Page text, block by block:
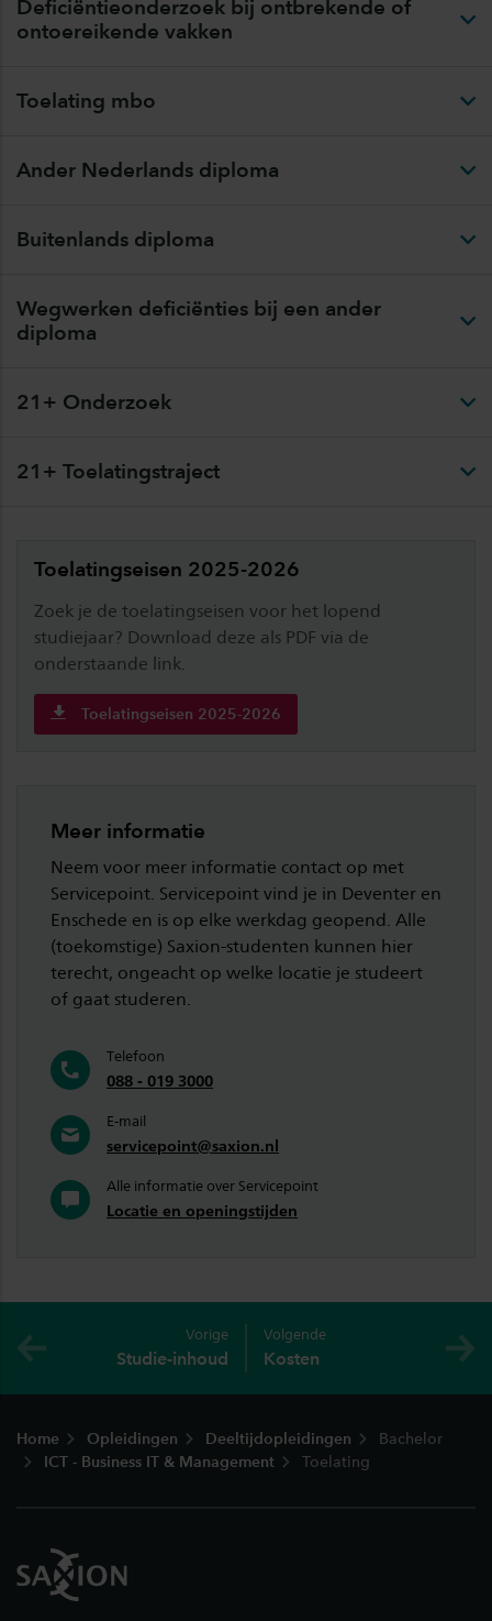
Deficiëntieonderzoek bij ontbrekende of
ontoereikende vakken
Toelating mbo
Ander Nederlands diploma
Buitenlands diploma
Wegwerken deficiënties bij een ander
diploma
21+ Onderzoek
21+ Toelatingstraject
Toelatingseisen 2025-2026
Zoek je de toelatingseisen voor het lopend
studiejaar? Download deze als PDF via de
onderstaande link.
Toelatingseisen 2025-2026
Meer informatie
Neem voor meer informatie contact op met
Servicepoint. Servicepoint vind je in Deventer en
Enschede en is op elke werkdag geopend. Alle
(toekomstige) Saxion-studenten kunnen hier
terecht, ongeacht op welke locatie je studeert
of gaat studeren.
Telefoon
088 - 019 3000
E-mail
servicepoint@saxion.nl
Alle informatie over Servicepoint
Locatie en openingstijden
Vorige
Studie-inhoud
Volgende
Kosten
Home Opleidingen Deeltijdopleidingen
Bachelor
ICT - Business IT & Management
Toelating